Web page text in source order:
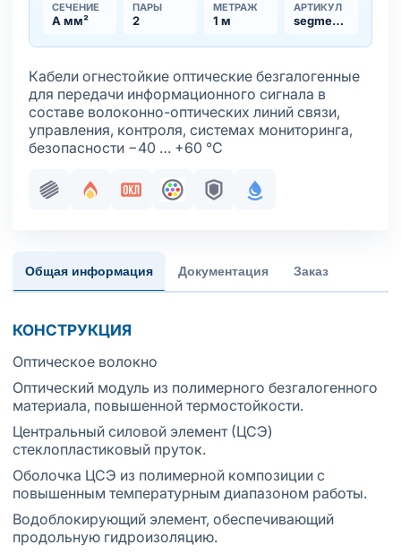
СЕЧЕНИЕ
А мм²
ПАРЫ
2
МЕТРАЖ
1 м
АРТИКУЛ
segment-oksnga-frhf
Кабели огнестойкие оптические безгалогенные
для передачи информационного сигнала в
составе волоконно-оптических линий связи,
управления, контроля, системах мониторинга,
безопасности −40 … +60 °С
Пучковая скрутка
Огнестойкость
Сертификация в составе ОКЛ
Оптическое волокно
БроняС
Общая информация Документация Заказ
КОНСТРУКЦИЯ
Оптическое волокно
Оптический модуль из полимерного безгалогенного
материала, повышенной термостойкости.
Центральный силовой элемент (ЦСЭ)
стеклопластиковый пруток.
Оболочка ЦСЭ из полимерной композиции с
повышенным температурным диапазоном работы.
Водоблокирующий элемент, обеспечивающий
продольную гидроизоляцию.